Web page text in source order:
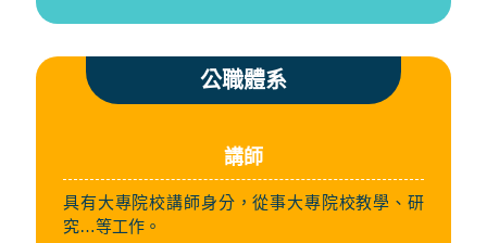
公職體系
講師
具有大專院校講師身分，從事大專院校教學、研
究…等工作。